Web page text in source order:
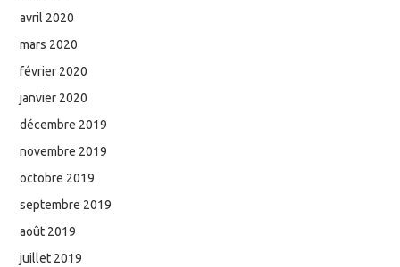
avril 2020
mars 2020
février 2020
janvier 2020
décembre 2019
novembre 2019
octobre 2019
septembre 2019
août 2019
juillet 2019